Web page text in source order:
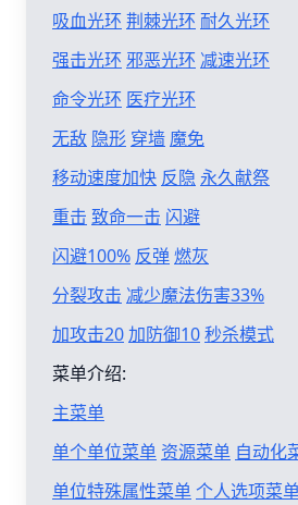
吸血光环 荆棘光环 耐久光环
强击光环 邪恶光环 减速光环
命令光环 医疗光环
无敌 隐形 穿墙 魔免
移动速度加快 反隐 永久献祭
重击 致命一击 闪避
闪避100% 反弹燃灰
分裂攻击 减少魔法伤害33%
加攻击20加防御10秒杀模式
菜单介绍:
主菜单
单个单位菜单 资源菜单 自动化
单位特殊属性菜单个人选项菜